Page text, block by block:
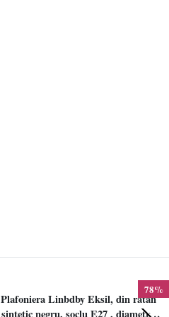
78%
Plafoniera Linbdby Eksil, din ratan